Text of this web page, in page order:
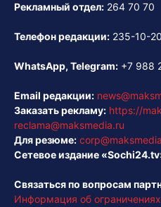
Рекламный отдел: 264 70 70
Телефон редакции: 235-10-20
WhatsApp, Telegram: +7 988
Email редакции:
Заказать рекламу: https://
reclama@maksmedia.ru
Для резюме:
Сетевое издание
Связаться по вопросам
Информация об ограничениях